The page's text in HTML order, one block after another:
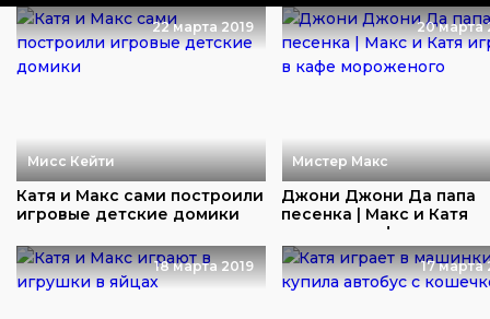
22 марта 2019
Мисс Кейти
Катя и Макс сами построили
игровые детские домики
20 марта
Мистер Макс
Джони Джони Да папа
песенка | Макс и Катя
играют в кафе моро...
18 марта 2019 17 марта